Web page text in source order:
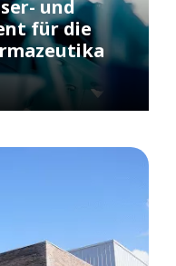
und
für die